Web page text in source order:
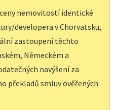
nemovitostí identické
developera v Chorvatsku,
zastoupení těchto
Německém a
navýšení za
překladů smluv ověřených